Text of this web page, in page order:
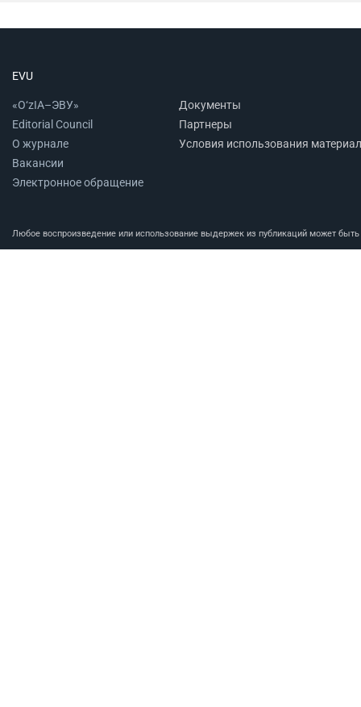
EVU
«O‘zIA–ЭВУ»
Editorial Council
О журнале
Вакансии
Электронное обращение
Документы
Партнеры
Условия использования
Любое воспроизведение или использование выдержек из публикаций может